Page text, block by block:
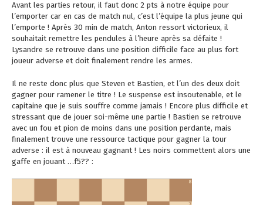
Avant les parties retour, il faut donc 2 pts à notre équipe pour
l’emporter car en cas de match nul, c’est l’équipe la plus jeune qui
l’emporte ! Après 30 min de match, Anton ressort victorieux, il
souhaitait remettre les pendules à l’heure après sa défaite !
Lysandre se retrouve dans une position difficile face au plus fort
joueur adverse et doit finalement rendre les armes.
Il ne reste donc plus que Steven et Bastien, et l’un des deux doit
gagner pour ramener le titre ! Le suspense est insoutenable, et le
capitaine que je suis souffre comme jamais ! Encore plus difficile et
stressant que de jouer soi-même une partie ! Bastien se retrouve
avec un fou et pion de moins dans une position perdante, mais
finalement trouve une ressource tactique pour gagner la tour
adverse : il est à nouveau gagnant ! Les noirs commettent alors une
gaffe en jouant …f5?? :